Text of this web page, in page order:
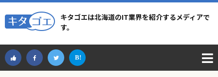
キタゴエは北海道のIT業界を紹介するメディアで
す。